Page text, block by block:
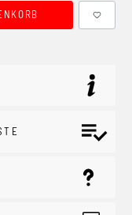
Wert ein oder